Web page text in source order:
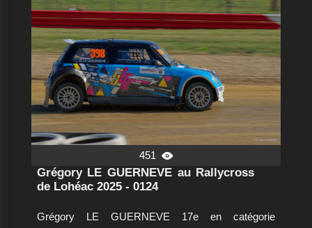
451 
Grégory LE GUERNEVE au Rallycross
de Lohéac 2025 - 0124
Grégory LE GUERNEVE 17e en catégorie